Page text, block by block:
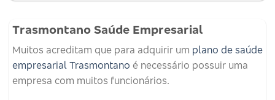
Trasmontano Saúde Empresarial
Muitos acreditam que para adquirir um plano de saúde
empresarial Trasmontano é necessário possuir uma
empresa com muitos funcionários.